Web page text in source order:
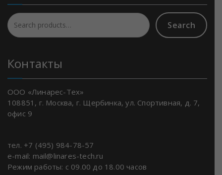
Search
for:
Search
Контакты
ООО «Линарес-Тех»
108851, г. Москва, г. Щербинка, ул. Спортивная, д. 7,
офис 9
тел. +7 (495) 984-78-57
e-mail: mail@linares-tech.ru
Режим работы: с 09.00 до 18.00 часов